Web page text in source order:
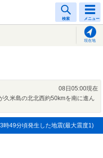
検索 メニュー
現在地
08日05:00現在
久米島の北北西約50kmを南に進ん
時49分頃発生した地震(最大震度1)